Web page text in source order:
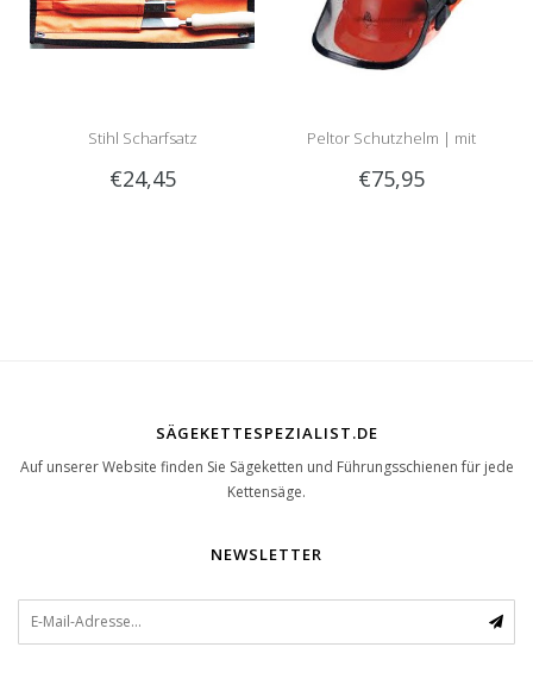
Stihl Scharfsatz
€24,45
Peltor Schutzhelm | mit
Optime 2 Gehörschutz und
€75,95
SÄGEKETTESPEZIALIST.DE
Auf unserer Website finden Sie Sägeketten und Führungsschienen für jede
Kettensäge.
NEWSLETTER